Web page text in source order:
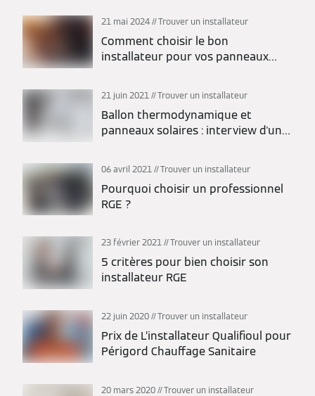
21 mai 2024 Trouver un installateur
Comment choisir le bon
installateur pour vos panneaux
21 juin 2021 Trouver un installateur
Ballon thermodynamique et
panneaux solaires : interview d'un
06 avril 2021 Trouver un installateur
Pourquoi choisir un professionnel
RGE ?
23 février 2021 Trouver un installateur
5 critères pour bien choisir son
installateur RGE
22 juin 2020 Trouver un installateur
Prix de L’installateur Qualifioul pour
Périgord Chauffage Sanitaire
20 mars 2020 Trouver un installateur